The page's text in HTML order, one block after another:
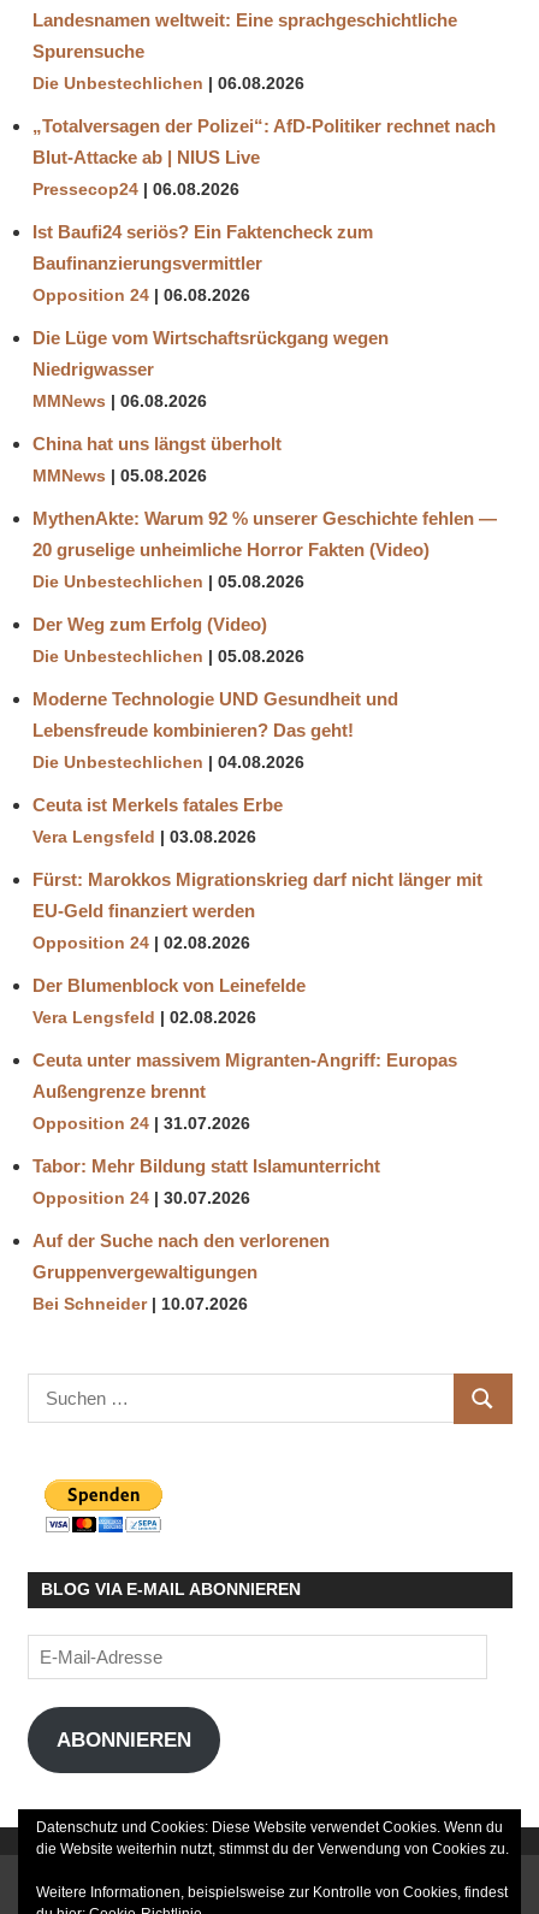
Landesnamen weltweit: Eine sprachgeschichtliche
Spurensuche
Die Unbestechlichen 06.08.2026
„Totalversagen der Polizei“: AfD-Politiker rechnet nach
Blut-Attacke ab | NIUS Live
Pressecop24 06.08.2026
Ist Baufi24 seriös? Ein Faktencheck zum
Baufinanzierungsvermittler
Opposition 24 06.08.2026
Die Lüge vom Wirtschaftsrückgang wegen
Niedrigwasser
MMNews 06.08.2026
China hat uns längst überholt
MMNews 05.08.2026
MythenAkte: Warum 92 % unserer Geschichte fehlen —
20 gruselige unheimliche Horror Fakten (Video)
Die Unbestechlichen 05.08.2026
Der Weg zum Erfolg (Video)
Die Unbestechlichen 05.08.2026
Moderne Technologie UND Gesundheit und
Lebensfreude kombinieren? Das geht!
Die Unbestechlichen 04.08.2026
Ceuta ist Merkels fatales Erbe
Vera Lengsfeld 03.08.2026
Fürst: Marokkos Migrationskrieg darf nicht länger mit
EU-Geld finanziert werden
Opposition 24 02.08.2026
Der Blumenblock von Leinefelde
Vera Lengsfeld 02.08.2026
Ceuta unter massivem Migranten-Angriff: Europas
Außengrenze brennt
Opposition 24 31.07.2026
Tabor: Mehr Bildung statt Islamunterricht
Opposition 24 30.07.2026
Auf der Suche nach den verlorenen
Gruppenvergewaltigungen
Bei Schneider 10.07.2026
Suchen
nach:
SUCHEN
BLOG VIA E-MAIL ABONNIEREN
E-
Mail-
Adresse
ABONNIEREN
Datenschutz und Cookies: Diese Website verwendet Cookies. Wenn du
die Website weiterhin nutzt, stimmst du der Verwendung von Cookies zu.
Weitere Informationen, beispielsweise zur Kontrolle von Cookies, findest